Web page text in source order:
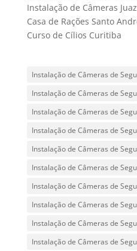
Instalação de Câmeras
Casa de Rações Santo
Curso de Cílios Curitiba
Instalação de Câmeras de
Instalação de Câmeras de
Instalação de Câmeras de
Instalação de Câmeras de
Instalação de Câmeras de
Instalação de Câmeras de
Instalação de Câmeras de
Instalação de Câmeras de
Instalação de Câmeras de
Instalação de Câmeras de